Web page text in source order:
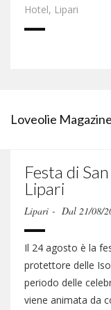
Hotel, Lipari
Loveolie
Festa di
Lipari
Lipari Dal 21/08/
Il 24 agosto è la
protettore delle
periodo delle
viene animata da